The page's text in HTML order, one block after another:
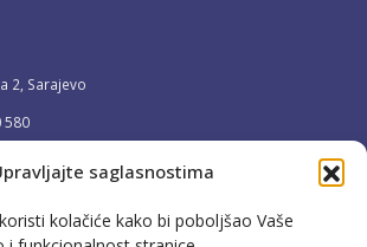
saglasnostima
kolačiće kako bi poboljšao Vaše
2, Sarajevo
580